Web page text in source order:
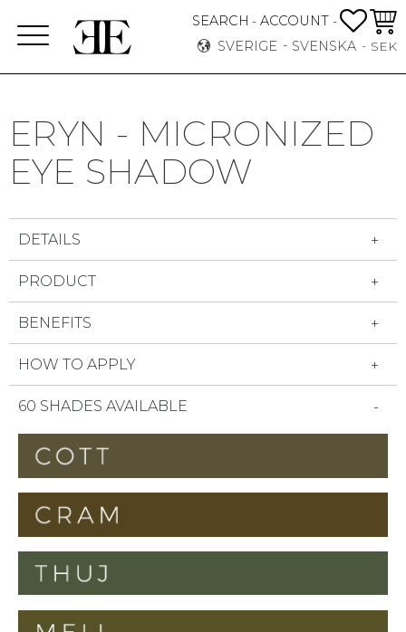
Meny
SEARCH - ACCOUNT -
SVERIGE
SVENSKA SEK
ERYN - MICRONIZED
EYE SHADOW
DETAILS
PRODUCT
BENEFITS
HOW TO APPLY
60 SHADES AVAILABLE